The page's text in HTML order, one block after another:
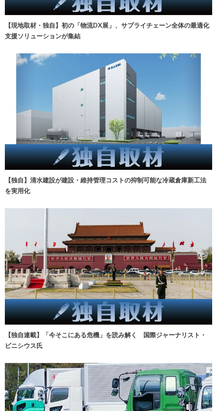
【現地取材・独自】初の「物流DX展」、サプライチェーン全体の最適化
支援ソリューションが集結
【独自】清水建設が建設・維持管理コストの抑制可能な冷蔵倉庫新工法
を実用化
【独自連載】「今そこにある危機」を読み解く 国際ジャーナリスト・
ビニシウス氏